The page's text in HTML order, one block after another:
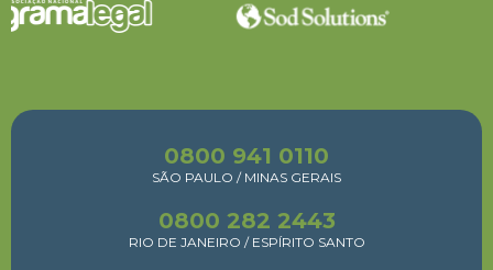
0800 941 0110
SÃO PAULO / MINAS GERAIS
0800 282 2443
RIO DE JANEIRO / ESPÍRITO SANTO